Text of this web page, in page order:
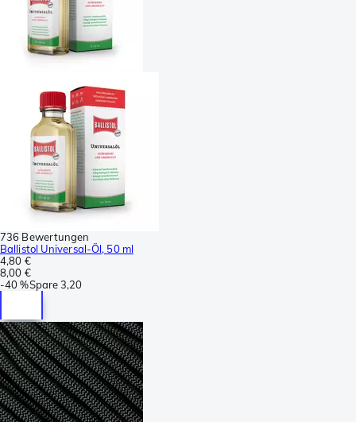
736 Bewertungen
Ballistol Universal-Öl, 50 ml
4,80 €
8,00 €
-40 %Spare3,20